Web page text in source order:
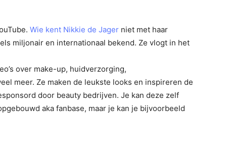
Wie kent Nikkie de Jager niet met haar
miljonair en internationaal bekend. Ze vlogt in het
over make-up, huidverzorging,
meer. Ze maken de leukste looks en inspireren de
door beauty bedrijven. Je kan deze zelf
aka fanbase, maar je kan je bijvoorbeeld